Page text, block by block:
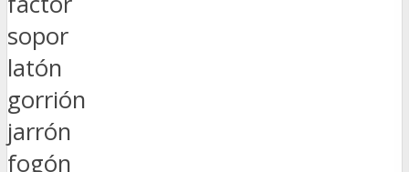
sopor
latón
gorrión
jarrón
fogón